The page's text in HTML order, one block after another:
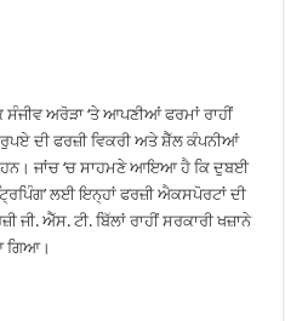
ਅਰੋੜਾ ‘ਤੇ ਆਪਣੀਆਂ ਫਰਮਾਂ ਰਾਹੀਂ
ਦੀ ਫਰਜ਼ੀ ਵਿਕਰੀ ਅਤੇ ਸ਼ੈੱਲ ਕੰਪਨੀਆਂ
ਹਨ। ਜਾਂਚ ‘ਚ ਸਾਹਮਣੇ ਆਇਆ ਹੈ ਕਿ ਦੁਬਈ
ਲਈ ਇਨ੍ਹਾਂ ਫਰਜ਼ੀ ਐਕਸਪੋਰਟਾਂ ਦੀ
ਐੱਸ. ਟੀ. ਬਿੱਲਾਂ ਰਾਹੀਂ ਸਰਕਾਰੀ ਖਜ਼ਾਨੇ
ਗਿਆ।